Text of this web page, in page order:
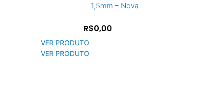
1,5mm – Nova
R$0,00
VER PRODUTO
VER PRODUTO